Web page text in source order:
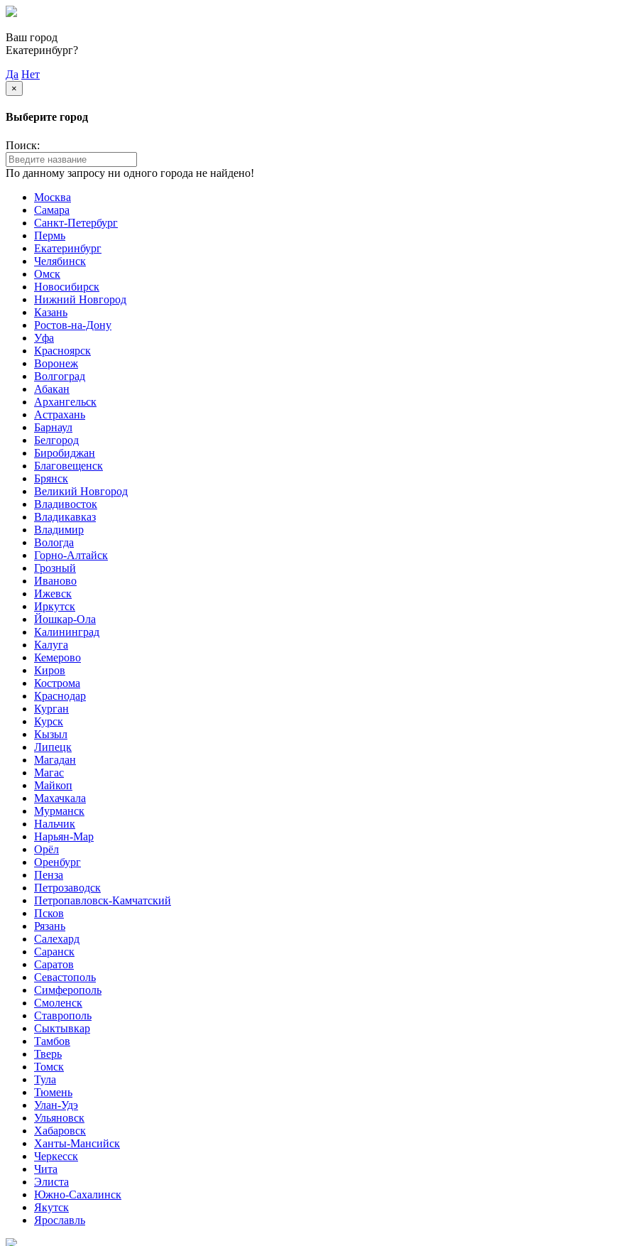
Ваш город
Екатеринбург?
Да Нет
×
Выберите город
Поиск:
По данному запросу ни одного города не найдено!
Москва
Самара
Санкт-Петербург
Пермь
Екатеринбург
Челябинск
Омск
Новосибирск
Нижний Новгород
Казань
Ростов-на-Дону
Уфа
Красноярск
Воронеж
Волгоград
Абакан
Архангельск
Астрахань
Барнаул
Белгород
Биробиджан
Благовещенск
Брянск
Великий Новгород
Владивосток
Владикавказ
Владимир
Вологда
Горно-Алтайск
Грозный
Иваново
Ижевск
Иркутск
Йошкар-Ола
Калининград
Калуга
Кемерово
Киров
Кострома
Краснодар
Курган
Курск
Кызыл
Липецк
Магадан
Магас
Майкоп
Махачкала
Мурманск
Нальчик
Нарьян-Мар
Орёл
Оренбург
Пенза
Петрозаводск
Петропавловск-Камчатский
Псков
Рязань
Салехард
Саранск
Саратов
Севастополь
Симферополь
Смоленск
Ставрополь
Сыктывкар
Тамбов
Тверь
Томск
Тула
Тюмень
Улан-Удэ
Ульяновск
Хабаровск
Ханты-Мансийск
Черкесск
Чита
Элиста
Южно-Сахалинск
Якутск
Ярославль